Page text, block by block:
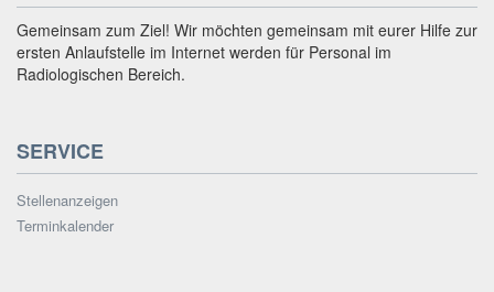
Gemeinsam zum Ziel! Wir möchten gemeinsam mit eurer Hilfe zur
ersten Anlaufstelle im Internet werden für Personal im
Radiologischen Bereich.
SERVICE
Stellenanzeigen
Terminkalender